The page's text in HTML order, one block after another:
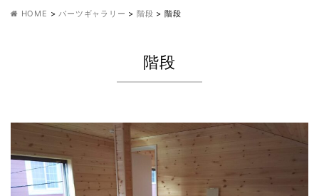
HOME >パーツギャラリー >階段 >階段
階段